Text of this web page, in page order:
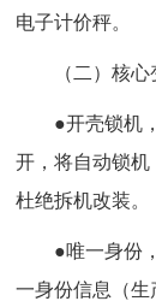
电子计价秤。
（二）核心
●开壳锁机
开，将自动锁
杜绝拆机改装。
●唯一身份
一身份信息（